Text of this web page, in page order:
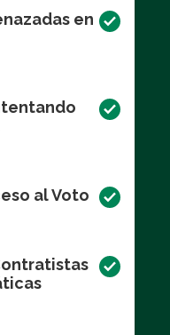
en
al Voto